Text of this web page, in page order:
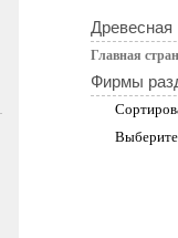
Главная
Фирмы